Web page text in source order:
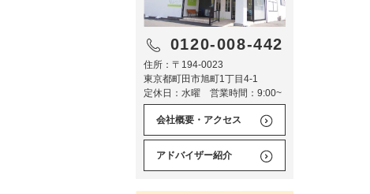
0120-008-442
住所：〒194-0023
東京都町田市旭町1丁目4-1
定休日：水曜 営業時間：9:00~
会社概要・アクセス
アドバイザー紹介